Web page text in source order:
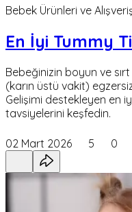
Bebek Ürünleri ve
En İyi Tummy
Bebeğinizin boyun ve
(karın üstü vakit)
Gelişimi destekleyen en
tavsiyelerini keşfedin.
02 Mart 2026 5 0